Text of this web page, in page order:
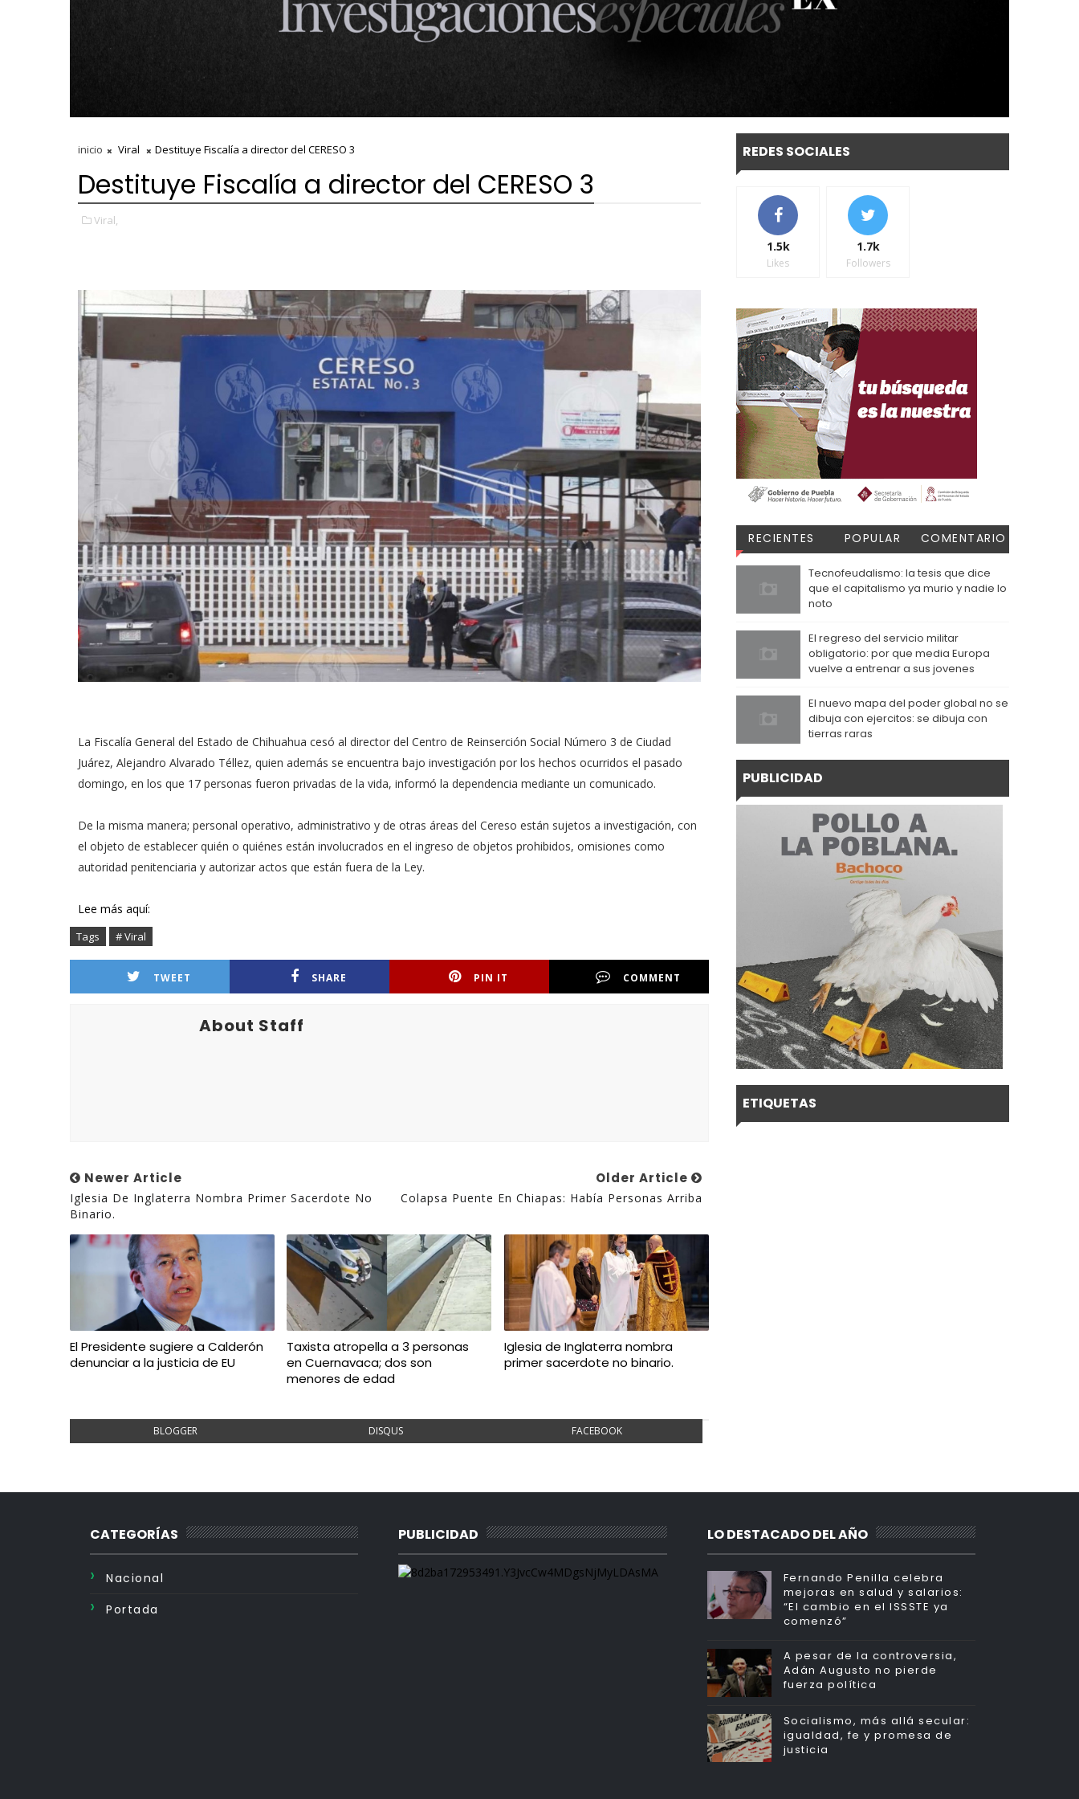
inicio Viral Destituye Fiscalía a director del CERESO 3
Destituye Fiscalía a director del CERESO 3
Viral,
La Fiscalía General del Estado de Chihuahua cesó al director del Centro de Reinserción Social Número 3 de Ciudad
Juárez, Alejandro Alvarado Téllez, quien además se encuentra bajo investigación por los hechos ocurridos el pasado
domingo, en los que 17 personas fueron privadas de la vida, informó la dependencia mediante un comunicado.
De la misma manera; personal operativo, administrativo y de otras áreas del Cereso están sujetos a investigación, con
el objeto de establecer quién o quiénes están involucrados en el ingreso de objetos prohibidos, omisiones como
autoridad penitenciaria y autorizar actos que están fuera de la Ley.
Lee más aquí:
Tags # Viral
TWEET SHARE PIN IT COMMENT
About Staff
Newer Article
Iglesia De Inglaterra Nombra Primer Sacerdote No
Binario.
Older Article
Colapsa Puente En Chiapas: Había Personas Arriba
El Presidente sugiere a Calderón
denunciar a la justicia de EU
Taxista atropella a 3 personas
en Cuernavaca; dos son
menores de edad
Iglesia de Inglaterra nombra
primer sacerdote no binario.
BLOGGER DISQUS FACEBOOK
REDES SOCIALES
1.5k
Likes
1.7k
Followers
RECIENTES POPULAR
COMENTARIO
Tecnofeudalismo: la tesis que dice
que el capitalismo ya murio y nadie lo
noto
El regreso del servicio militar
obligatorio: por que media Europa
vuelve a entrenar a sus jovenes
El nuevo mapa del poder global no se
dibuja con ejercitos: se dibuja con
tierras raras
PUBLICIDAD
ETIQUETAS
CATEGORÍAS
Nacional
Portada
PUBLICIDAD LO DESTACADO DEL AÑO
Fernando Penilla celebra
mejoras en salud y salarios:
“El cambio en el ISSSTE ya
comenzó”
A pesar de la controversia,
Adán Augusto no pierde
fuerza política
Socialismo, más allá secular:
igualdad, fe y promesa de
justicia